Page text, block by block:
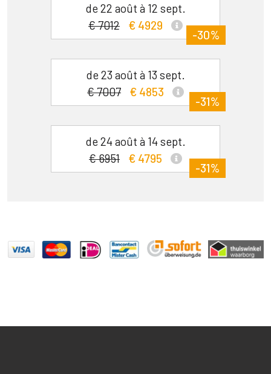
de 22 août à 12 sept.
€ 7012
€ 4929
-30%
de 23 août à 13 sept.
€ 7007
€ 4853
-31%
de 24 août à 14 sept.
€ 6951
€ 4795
-31%